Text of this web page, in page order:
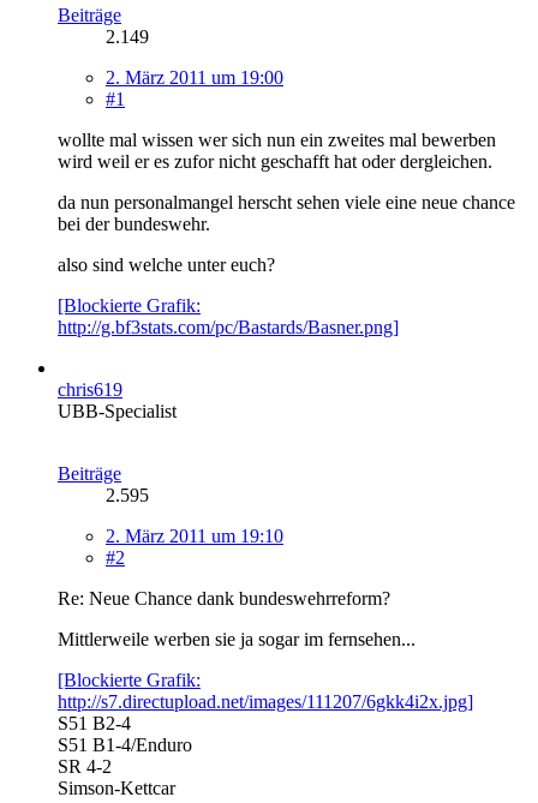
Beiträge
2.149
2. März 2011 um 19:00
#1
wollte mal wissen wer sich nun ein zweites mal bewerben
wird weil er es zufor nicht geschafft hat oder dergleichen.
da nun personalmangel herscht sehen viele eine neue chance
bei der bundeswehr.
also sind welche unter euch?
[Blockierte Grafik:
http://g.bf3stats.com/pc/Bastards/Basner.png]
chris619
UBB-Specialist
Beiträge
2.595
2. März 2011 um 19:10
#2
Re: Neue Chance dank bundeswehrreform?
Mittlerweile werben sie ja sogar im fernsehen...
[Blockierte Grafik:
http://s7.directupload.net/images/111207/6gkk4i2x.jpg]
S51 B2-4
S51 B1-4/Enduro
SR 4-2
Simson-Kettcar